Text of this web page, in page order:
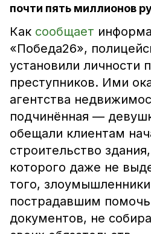
почти пять миллионов
Как сообщает
«Победа26»,
установили личности
преступников. Ими
агентства
подчинённая —
обещали клиентам
строительство
которого даже не
того,
пострадавшим
документов, не